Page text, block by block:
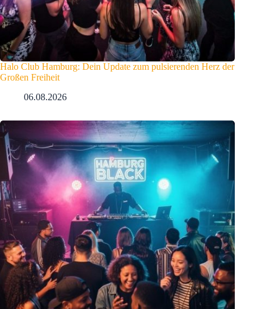
Halo Club Hamburg: Dein Update zum pulsierenden Herz der
Großen Freiheit
06.08.2026